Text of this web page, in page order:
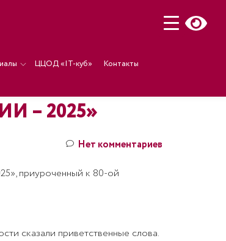
ЦЦОД «IT-куб»
Контакты
– 2025»
Нет комментариев
приуроченный к 80-ой
сказали приветственные слова.